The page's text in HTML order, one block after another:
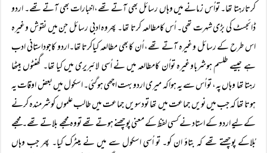
کرتارہتا تھا۔ تواُس زمانے میں وہاں رسائل بھی آتے تھے،اخبارات بھی آتے تھے۔ اردو
ڈائجسٹ کی بڑی شہرت تھی۔ اُس کامطالعہ کرتا تھا۔ پھروہ ادبی رسائل جن میں نقوش وغیرہ
اس طرح کے رسائل وغیرہ آتے تھے، اُن کابھی مطالعہ کیاکرتا تھا۔اردو کاجوداستانی ادب
ہے جیسے طلسم ہوشرباوغیرہ تواُن کامطالعہ میں نے اُسی لائبریری میں کیا تھا۔ گھنٹوں بیٹھا
رہتا تھا وہاں پہ، تو اُس سے یہ ہواکہ میری اردو بہت اچھی ہوگئی۔ اسکول میں بعض اوقات یہ
ہوتا تھا کہ جب میں نویں جماعت میں تھا تودسویں جماعت میں طالب علموں کوشرمندہ کرنے
کے لیے اردو کے استاد نے کسی لفظ کے معنی پوچھنے ہوتے تھے تووہ مجھے بلاتے تھے۔ مجھے
بُلاکے پوچھتے تھے کہ بتاؤ ان کو۔ تو اُسی اسکول سے میں نے میٹرک کیا۔ پھر جب وہاں